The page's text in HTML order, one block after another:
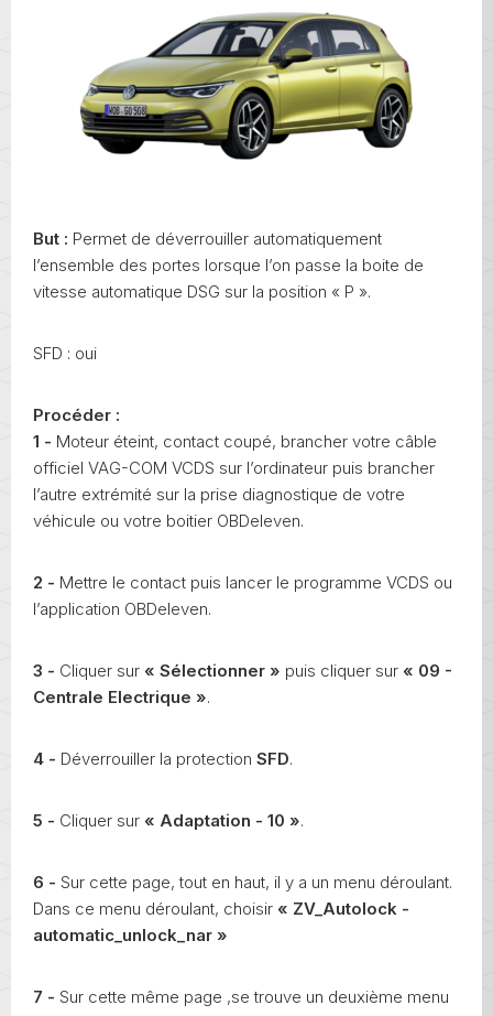
But : Permet de déverrouiller automatiquement
l’ensemble des portes lorsque l’on passe la boite de
vitesse automatique DSG sur la position « P ».
SFD : oui
Procéder :
1 - Moteur éteint, contact coupé, brancher votre câble
officiel VAG-COM VCDS sur l’ordinateur puis brancher
l’autre extrémité sur la prise diagnostique de votre
véhicule ou votre boitier OBDeleven.
2 - Mettre le contact puis lancer le programme VCDS ou
l’application OBDeleven.
3 - Cliquer sur « Sélectionner » puis cliquer sur « 09 -
Centrale Electrique ».
4 - Déverrouiller la protection SFD.
5 - Cliquer sur « Adaptation - 10 ».
6 - Sur cette page, tout en haut, il y a un menu déroulant.
Dans ce menu déroulant, choisir « ZV_Autolock -
automatic_unlock_nar »
7 - Sur cette même page ,se trouve un deuxième menu